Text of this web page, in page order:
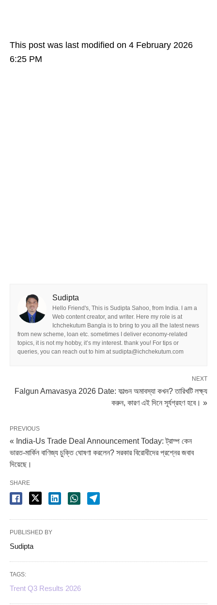
This post was last modified on 4 February 2026
6:25 PM
Sudipta
Hello Friend's, This is Sudipta Sahoo, from India. I am a
Web content creator, and writer. Here my role is at
Ichchekutum Bangla is to bring to you all the latest news
from new scheme, loan etc. sometimes I deliver economy-related
topics, it is not my hobby, it’s my interest. thank you! For tips or
queries, you can reach out to him at sudipta@ichchekutum.com
NEXT
Falgun Amavasya 2026 Date: ফাল্গুন অমাবস্যা কখন? তারিখটি লক্ষ্য
করুন, কারণ এই দিনে সূর্যগ্রহণ হবে। »
PREVIOUS
« India-Us Trade Deal Announcement Today: ট্রাম্প কেন
ভারত-মার্কিন বাণিজ্য চুক্তি ঘোষণা করলেন? সরকার বিরোধীদের প্রশ্নের জবাব
দিয়েছে।
SHARE
PUBLISHED BY
Sudipta
TAGS:
Trent Q3 Results 2026